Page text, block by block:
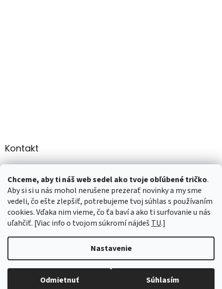
Chceme, aby ti náš web sedel ako tvoje obľúbené tričko.
Aby si si u nás mohol nerušene prezerať novinky a my sme
vedeli, čo ešte zlepšiť, potrebujeme tvoj súhlas s používaním
cookies. Vďaka nim vieme, čo ťa baví a ako ti surfovanie u nás
uľahčiť. [Viac info o tvojom súkromí nájdeš TU.]
Nastavenie
Odmietnuť Súhlasím
Kontakt
+421 907947783
Vytvoril Shoptet
Copyright 2026marTee.sk. Všetky práva vyhradené.Upraviť